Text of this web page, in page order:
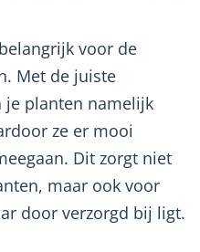
voor de
Met de juiste
je planten namelijk
ze er mooi
Dit zorgt niet
maar ook voor
door verzorgd bij ligt.